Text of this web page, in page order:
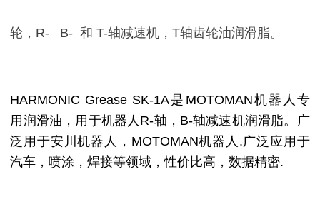
轮，R- B- 和 T-轴减速机，T轴齿轮油润滑脂。
HARMONIC Grease SK-1A是MOTOMAN机器人专
用润滑油，用于机器人R-轴，B-轴减速机润滑脂。广
泛用于安川机器人，MOTOMAN机器人.广泛应用于
汽车，喷涂，焊接等领域，性价比高，数据精密.